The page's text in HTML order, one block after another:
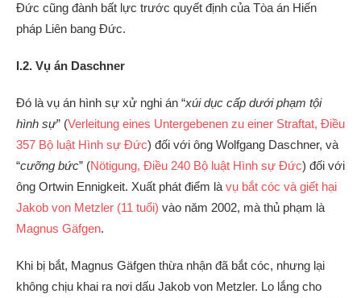
Đức cũng đành bất lực trước quyết định của Tòa án Hiến
pháp Liên bang Đức.
I.2. Vụ án Daschner
Đó là vụ án hình sự xử nghi án “xúi dục cấp dưới phạm tội
hình sự” (Verleitung eines Untergebenen zu einer Straftat, Điều
357 Bộ luật Hình sự Đức) đối với ông Wolfgang Daschner, và
“cưỡng bức” (Nötigung, Điều 240 Bộ luật Hình sự Đức) đối với
ông Ortwin Ennigkeit. Xuất phát điểm là vụ bắt cóc và giết hại
Jakob von Metzler (11 tuổi) vào năm 2002, mà thủ phạm là
Magnus Gäfgen.
Khi bị bắt, Magnus Gäfgen thừa nhận đã bắt cóc, nhưng lại
không chịu khai ra nơi dấu Jakob von Metzler. Lo lắng cho